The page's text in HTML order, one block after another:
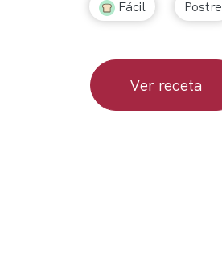
Fácil Postre
Ver receta